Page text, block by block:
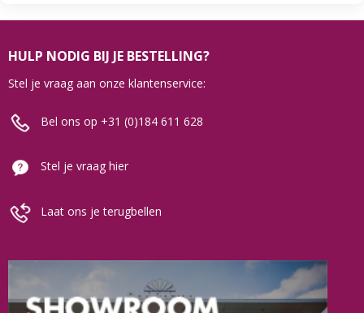
HULP NODIG BIJ JE BESTELLING?
Stel je vraag aan onze klantenservice:
Bel ons op +31 (0)184 611 628
Stel je vraag hier
Laat ons je terugbellen